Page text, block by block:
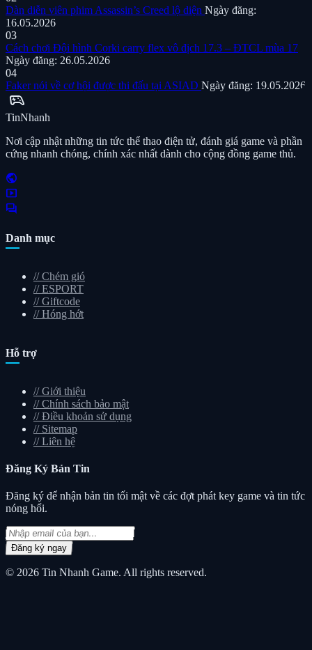
Dàn diễn viên phim Assassin’s Creed lộ diện Ngày đăng:
16.05.2026
03
Cách chơi Đội hình Corki carry flex vô địch 17.3 – ĐTCL mùa 17
Ngày đăng: 26.05.2026
04
Faker nói về cơ hội được thi đấu tại ASIAD Ngày đăng: 19.05.2026
sports_esports
TinNhanh
Nơi cập nhật những tin tức thể thao điện tử, đánh giá game và phần
cứng nhanh chóng, chính xác nhất dành cho cộng đồng game thủ.
public
smart_display
forum
Danh mục
// Chém gió
// ESPORT
// Giftcode
// Hóng hớt
Hỗ trợ
// Giới thiệu
// Chính sách bảo mật
// Điều khoản sử dụng
// Sitemap
// Liên hệ
Đăng Ký Bản Tin
Đăng ký để nhận bản tin tối mật về các đợt phát key game và tin tức
nóng hổi.
Đăng ký ngay
© 2026 Tin Nhanh Game. All rights reserved.